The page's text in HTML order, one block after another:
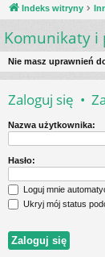
C
K
_L
IN
K
S
a
Indeks witryny
Komunikaty i
Nie masz uprawnień
Zaloguj się •
Nazwa użytkownika:
Hasło:
Loguj mnie
Ukryj mój status